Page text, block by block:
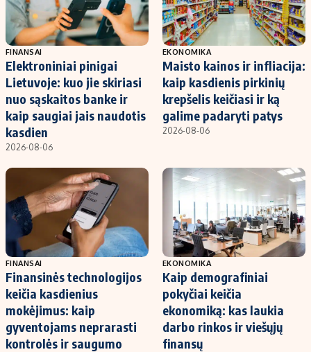
FINANSAI
Elektroniniai pinigai
Lietuvoje: kuo jie skiriasi
nuo sąskaitos banke ir
kaip saugiai jais naudotis
kasdien
2026-08-06
EKONOMIKA
Maisto kainos ir infliacija:
kaip kasdienis pirkinių
krepšelis keičiasi ir ką
galime padaryti patys
2026-08-06
FINANSAI
Finansinės technologijos
keičia kasdienius
mokėjimus: kaip
gyventojams neprarasti
kontrolės ir saugumo
EKONOMIKA
Kaip demografiniai
pokyčiai keičia
ekonomiką: kas laukia
darbo rinkos ir viešųjų
finansų